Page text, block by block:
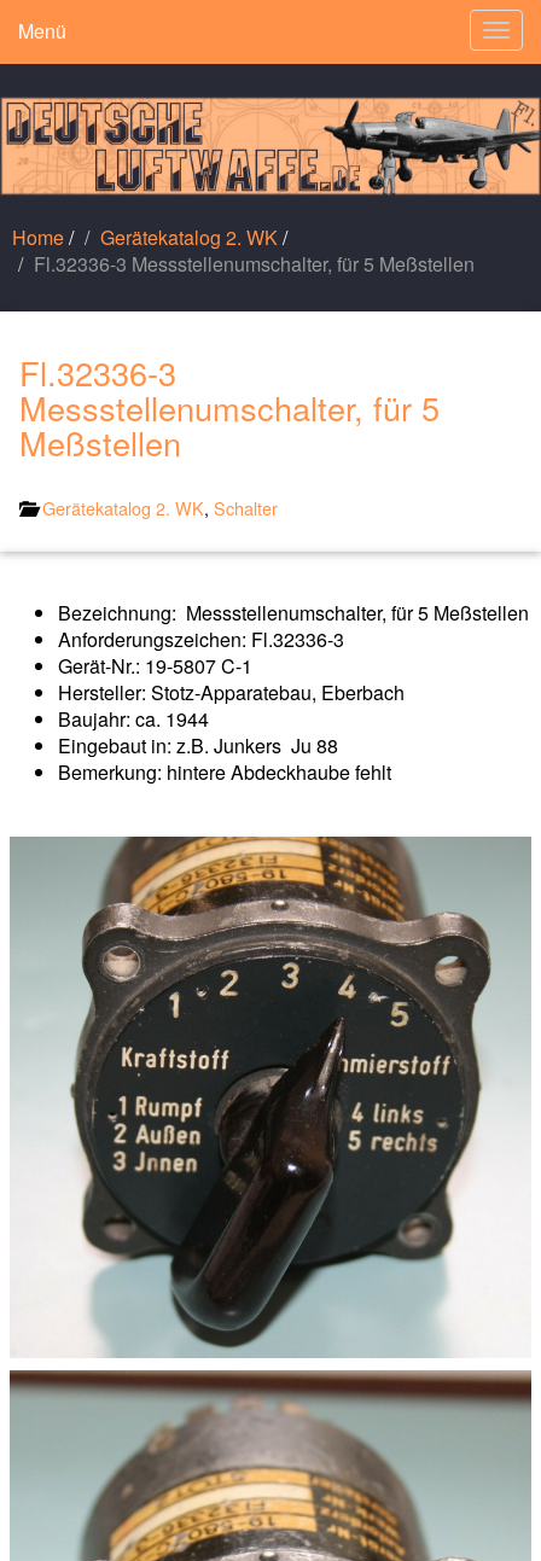
Menü
Home/ Gerätekatalog 2. WK/
Fl.32336-3 Messstellenumschalter, für 5 Meßstellen
Fl.32336-3
Messstellenumschalter, für 5
Meßstellen
Gerätekatalog 2. WK, Schalter
Bezeichnung: Messstellenumschalter, für 5 Meßstellen
Anforderungszeichen: Fl.32336-3
Gerät-Nr.: 19-5807 C-1
Hersteller: Stotz-Apparatebau, Eberbach
Baujahr: ca. 1944
Eingebaut in: z.B. Junkers Ju 88
Bemerkung: hintere Abdeckhaube fehlt